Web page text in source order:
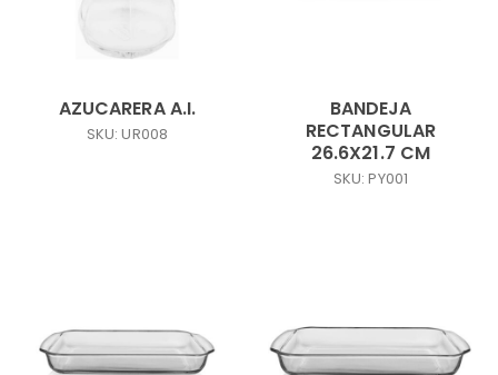
AZUCARERA A.I.
SKU: UR008
BANDEJA
RECTANGULAR
26.6X21.7 CM
SKU: PY001